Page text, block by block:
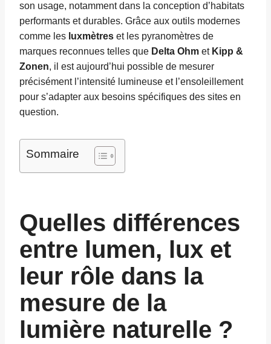
son usage, notamment dans la conception d’habitats
performants et durables. Grâce aux outils modernes
comme les luxmètres et les pyranomètres de
marques reconnues telles que Delta Ohm et Kipp &
Zonen, il est aujourd’hui possible de mesurer
précisément l’intensité lumineuse et l’ensoleillement
pour s’adapter aux besoins spécifiques des sites en
question.
Sommaire
Quelles différences
entre lumen, lux et
leur rôle dans la
mesure de la
lumière naturelle ?